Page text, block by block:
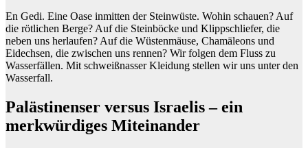
En Gedi. Eine Oase inmitten der Steinwüste. Wohin schauen? Auf
die rötlichen Berge? Auf die Steinböcke und Klippschliefer, die
neben uns herlaufen? Auf die Wüstenmäuse, Chamäleons und
Eidechsen, die zwischen uns rennen? Wir folgen dem Fluss zu
Wasserfällen. Mit schweißnasser Kleidung stellen wir uns unter den
Wasserfall.
Palästinenser versus Israelis – ein
merkwürdiges Miteinander